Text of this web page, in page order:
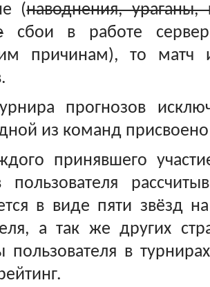
(наводнения,
сбои в работе
причинам), то матч
прогнозов
из команд
принявшего
пользователя
в виде пяти звёзд
а так же других
пользователя в